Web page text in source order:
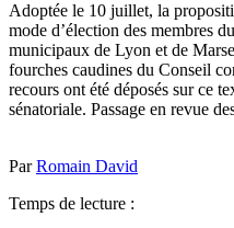
Adoptée le 10 juillet, la
mode d’élection des membres
municipaux de Lyon et de
fourches caudines du Conseil
recours ont été déposés sur ce
sénatoriale. Passage en revue
ParRomain David
Temps de lecture :